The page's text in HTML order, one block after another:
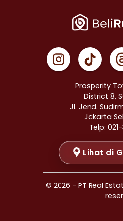
Properti Dijual di
Properti Dijual di
Properti Dijual di
Properti Dijual di
Properti Dijual di
Properti Dijual di
Properti Dijual di
Properti Dijual di
Properti Dijual di
Properti Dijual di
Properti Dijual di
Properti Dijual di
Properti Dijual di
Prosperity
District 8,
JI. Jend.
Jakarta
Telp:
Lihat di
© 2026 - PT Real